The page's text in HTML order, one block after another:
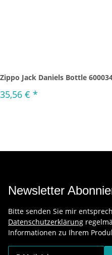
Zippo Jack Daniels Bottle
35,56 € *
Newsletter
Bitte senden Sie mir
Datenschutzerklärung
Informationen zu Ihrem